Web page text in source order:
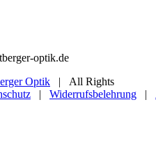
optik.de
Optik | All Rights
| Widerrufsbelehrung |